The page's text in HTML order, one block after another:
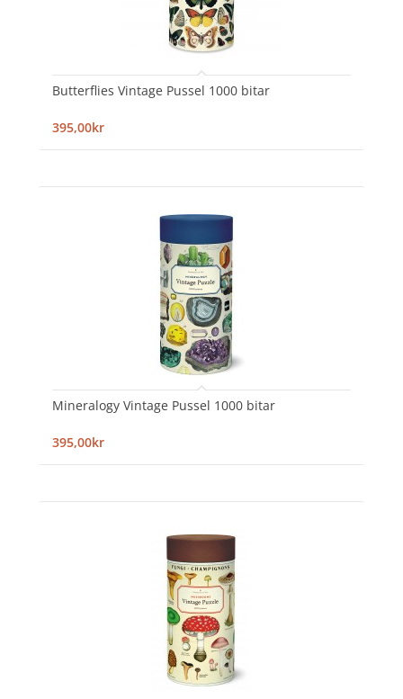
Butterflies Vintage Pussel 1000 bitar
395,00kr
Mineralogy Vintage Pussel 1000 bitar
395,00kr